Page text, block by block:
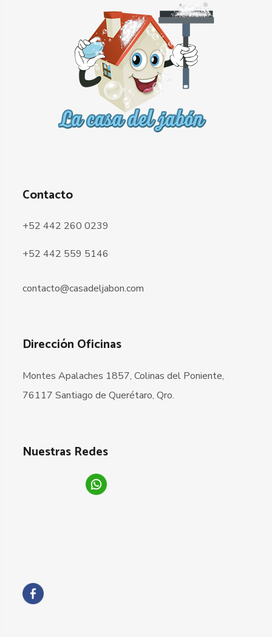
Contacto
+52 442 260 0239
+52 442 559 5146
contacto@casadeljabon.com
Dirección Oficinas
Montes Apalaches 1857, Colinas del Poniente,
76117 Santiago de Querétaro, Qro.
Nuestras Redes